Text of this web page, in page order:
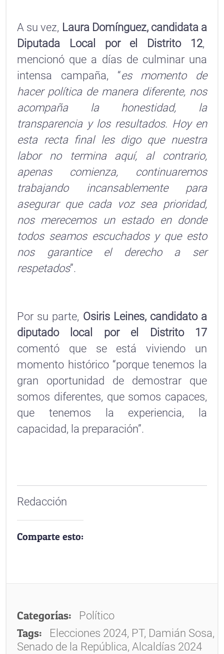
A su vez, Laura Domínguez, candidata a
Diputada Local por el Distrito 12,
mencionó que a días de culminar una
intensa campaña, “es momento de
hacer política de manera diferente, nos
acompaña la honestidad, la
transparencia y los resultados. Hoy en
esta recta final les digo que nuestra
labor no termina aquí, al contrario,
apenas comienza, continuaremos
trabajando incansablemente para
asegurar que cada voz sea prioridad,
nos merecemos un estado en donde
todos seamos escuchados y que esto
nos garantice el derecho a ser
respetados”.
Por su parte, Osiris Leines, candidato a
diputado local por el Distrito 17
comentó que se está viviendo un
momento histórico “porque tenemos la
gran oportunidad de demostrar que
somos diferentes, que somos capaces,
que tenemos la experiencia, la
capacidad, la preparación”.
Redacción
Comparte esto:
Categorías: Político
Tags:
Elecciones 2024, PT, Damián Sosa,
Senado de la República, Alcaldías 2024